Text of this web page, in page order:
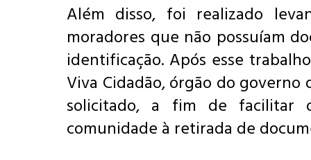
Além disso, foi realizado
moradores que não possuíam
identificação. Após esse
Viva Cidadão, órgão do governo
solicitado, a fim de facilitar
comunidade à retirada de